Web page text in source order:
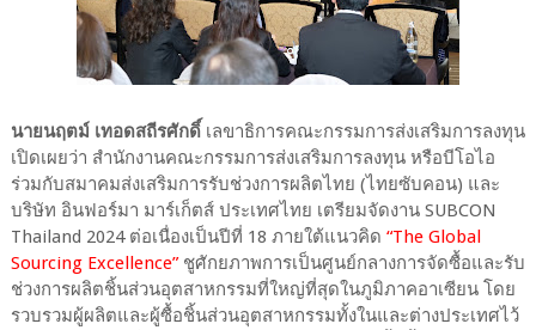
นายนฤตม์ เทอดสถีรศักดิ์เลขาธิการคณะกรรมการส่งเสริมการลงทุน
เปิดเผยว่า สำนักงานคณะกรรมการส่งเสริมการลงทุน หรือบีโอไอ
ร่วมกับสมาคมส่งเสริมการรับช่วงการผลิตไทย (ไทยซับคอน) และ
บริษัท อินฟอร์มา มาร์เก็ตส์ ประเทศไทย เตรียมจัดงาน SUBCON
Thailand 2024 ต่อเนื่องเป็นปีที่ 18 ภายใต้แนวคิด “The Global
Sourcing Excellence”ชูศักยภาพการเป็นศูนย์กลางการจัดซื้อและรับ
ช่วงการผลิตชิ้นส่วนอุตสาหกรรมที่ใหญ่ที่สุดในภูมิภาคอาเซียน โดย
รวบรวมผู้ผลิตและผู้ซื้อชิ้นส่วนอุตสาหกรรมทั้งในและต่างประเทศไว้